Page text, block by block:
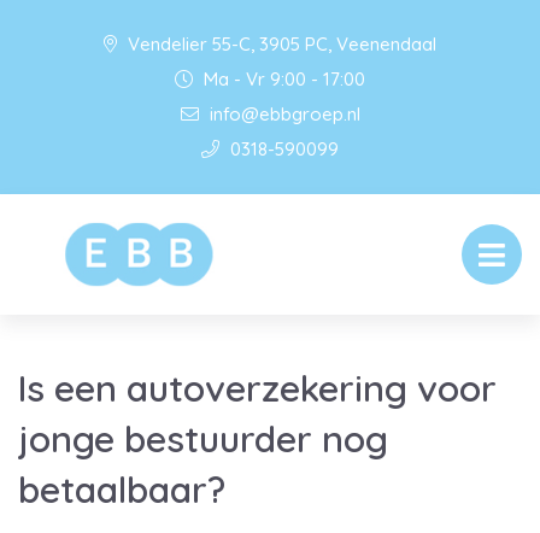
Vendelier 55-C, 3905 PC, Veenendaal
Ma - Vr 9:00 - 17:00
info@ebbgroep.nl
0318-590099
Is een autoverzekering voor
jonge bestuurder nog
betaalbaar?